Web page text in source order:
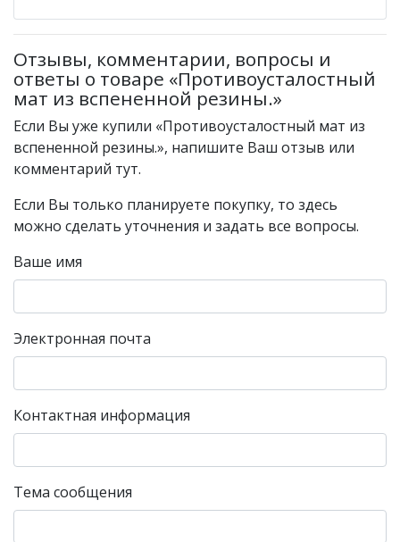
Отзывы, комментарии, вопросы и
ответы о товаре «Противоусталостный
мат из вспененной резины.»
Если Вы уже купили «Противоусталостный мат из
вспененной резины.», напишите Ваш отзыв или
комментарий тут.
Если Вы только планируете покупку, то здесь
можно сделать уточнения и задать все вопросы.
Ваше имя
Электронная почта
Контактная информация
Тема сообщения